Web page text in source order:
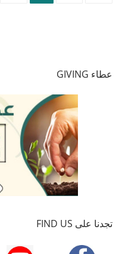
عطاء GIVING
تجدنا على FIND US